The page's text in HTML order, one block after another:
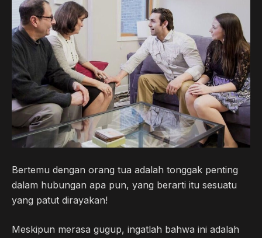
Bertemu dengan orang tua adalah tonggak penting
dalam hubungan apa pun, yang berarti itu sesuatu
yang patut dirayakan!
Meskipun merasa gugup, ingatlah bahwa ini adalah